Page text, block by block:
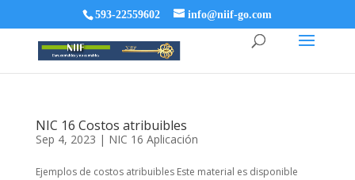
593-22559602 info@niif-go.com
NIC 16 Costos atribuibles
Sep 4, 2023 | NIC 16 Aplicación
Ejemplos de costos atribuibles Este material es disponible